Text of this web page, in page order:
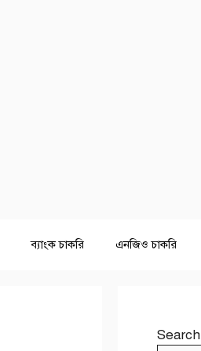
ব্যাংক চাকরি এনজিও চাকরি
Search